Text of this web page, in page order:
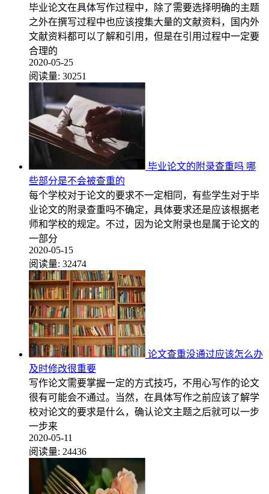
毕业论文在具体写作过程中，除了需要选择明确的主题
之外在撰写过程中也应该搜集大量的文献资料，国内外
文献资料都可以了解和引用，但是在引用过程中一定要
合理的
2020-05-25
阅读量: 30251
毕业论文的附录查重吗 哪
些部分是不会被查重的
每个学校对于论文的要求不一定相同，有些学生对于毕
业论文的附录查重吗不确定，具体要求还是应该根据老
师和学校的规定。不过，因为论文附录也是属于论文的
一部分
2020-05-15
阅读量: 32474
论文查重没通过应该怎么办
及时修改很重要
写作论文需要掌握一定的方式技巧，不用心写作的论文
很有可能会不通过。当然，在具体写作之前应该了解学
校对论文的要求是什么，确认论文主题之后就可以一步
一步来
2020-05-11
阅读量: 24436